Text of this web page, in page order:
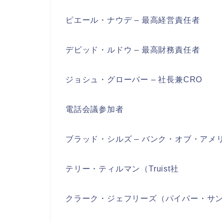
ピエール・ナウデ – 最高経営責任者
デビッド・ルドウ – 最高財務責任者
ジョシュ・グローバー – 社長兼CRO
電話会議参加者
ブラッド・シルズ – バンク・オブ・アメ
テリー・ティルマン（Truist社
クラーク・ジェフリーズ（パイパー・サ